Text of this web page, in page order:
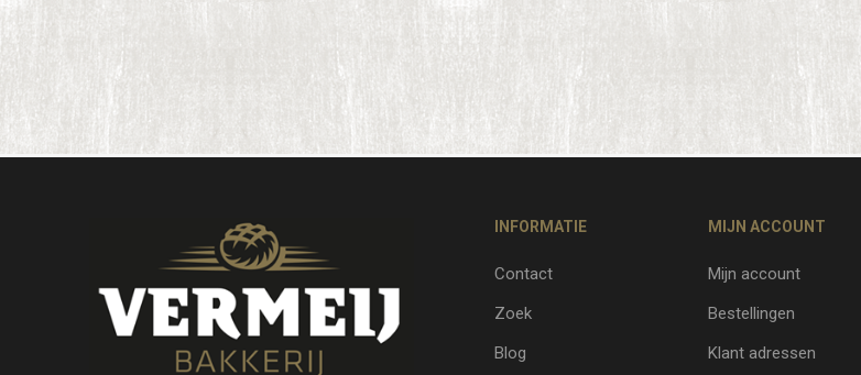
INFORMATIE
Contact
Zoek
Blog
MIJN ACCOUNT
Mijn account
Bestellingen
Klant adressen